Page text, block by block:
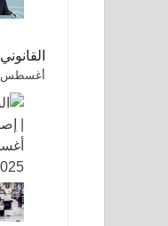
القانوني
أغسطس 6, 2026